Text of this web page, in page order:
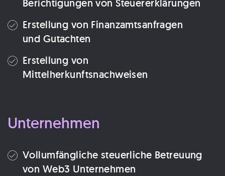
Berichtigungen von Steuererklärungen
Erstellung von Finanzamtsanfragen
und Gutachten
Erstellung von
Mittelherkunftsnachweisen
Unternehmen
Vollumfängliche steuerliche Betreuung
von Web3 Unternehmen